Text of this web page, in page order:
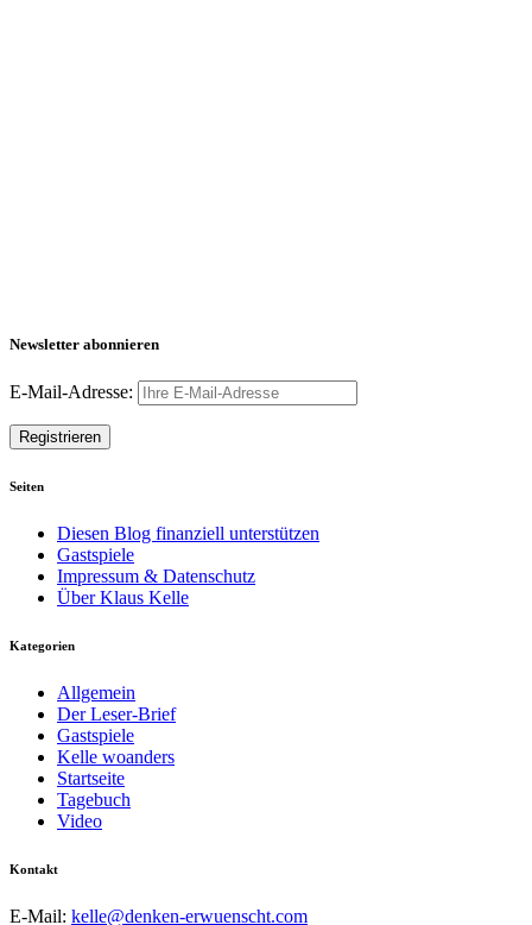
Newsletter abonnieren
E-Mail-Adresse:
Seiten
Diesen Blog finanziell unterstützen
Gastspiele
Impressum & Datenschutz
Über Klaus Kelle
Kategorien
Allgemein
Der Leser-Brief
Gastspiele
Kelle woanders
Startseite
Tagebuch
Video
Kontakt
E-Mail: kelle@denken-erwuenscht.com